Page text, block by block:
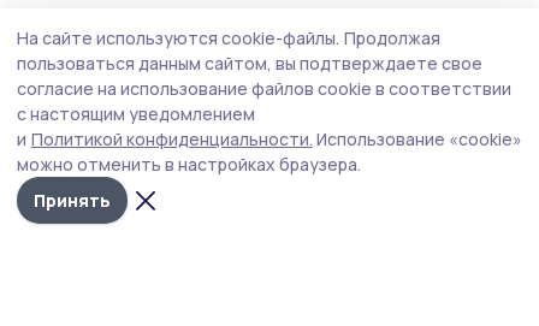
На сайте используются cookie-файлы. Продолжая
пользоваться данным сайтом, вы подтверждаете свое
согласие на использование файлов cookie в соответствии
с настоящим уведомлением
и Политикой конфиденциальности. Использование «cookie»
можно отменить в настройках браузера.
Принять